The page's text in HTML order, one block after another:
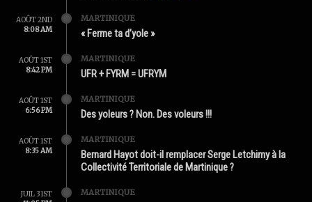
AOÛT 2ND
8:08 AM
MARTINIQUE
« Ferme ta d’yole »
AOÛT 1ST
8:42 PM
MARTINIQUE
UFR + FYRM = UFRYM
AOÛT 1ST
6:56 PM
MARTINIQUE
Des yoleurs ? Non. Des voleurs !!!
AOÛT 1ST
8:35 AM
MARTINIQUE
Bernard Hayot doit-il remplacer Serge Letchimy à la
Collectivité Territoriale de Martinique ?
JUIL 31ST
MARTINIQUE